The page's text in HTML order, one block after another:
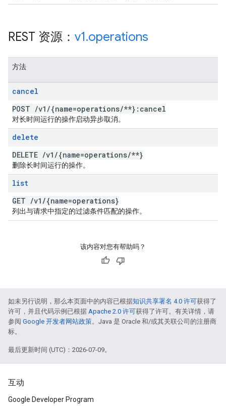
REST 资源： v1.operations
方法
cancel
POST /v1 /{name=operations/**}:cancel
对长时间运行的操作启动异步取消。
delete
DELETE /v1 /{name=operations/**}
删除长时间运行的操作。
list
GET /v1 /{name=operations}
列出与请求中指定的过滤条件匹配的操作。
该内容对您有帮助吗？
如未另行说明，那么本页面中的内容已根据知识共享署名 4.0 许可获得了
许可，并且代码示例已根据 Apache 2.0 许可获得了许可。有关详情，请
参阅 Google 开发者网站政策。Java 是 Oracle 和/或其关联公司的注册商
标。
最后更新时间 (UTC)：2026-07-09。
互动
Google Developer Program